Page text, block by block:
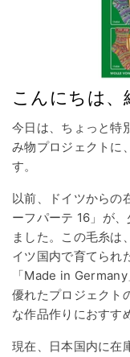
こんにちは、
今日は、ちょっと特
み物プロジェクトに
す。
以前、ドイツからの
ーフパーテ 16」が
ました。この毛糸は
イツ国内で育てられ
「Made in
優れたプロジェクト
な作品作りにおすす
現在、日本国内に在